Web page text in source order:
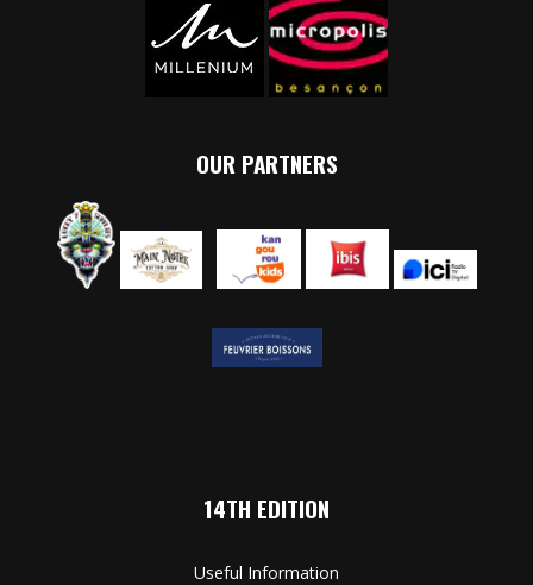
OUR PARTNERS
14TH EDITION
Useful Information